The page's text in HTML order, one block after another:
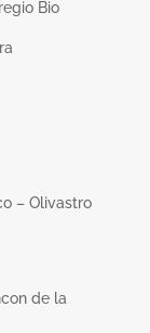
Bio
– Olivastro
de la